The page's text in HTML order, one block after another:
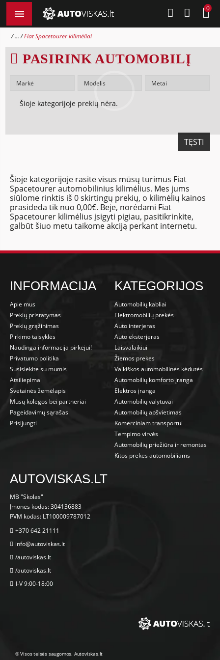
0
... Fiat Spacetourer kilimėliai
PASIRINK AUTOMOBILĮ
Šioje kategorijoje prekių nėra.
TĘSTI
Šioje kategorijoje rasite visus mūsų turimus Fiat
Spacetourer automobilinius kilimėlius. Mes jums
siūlome rinktis iš 0 skirtingų prekių, o kilimėlių kainos
prasideda tik nuo 0,00€. Beje, norėdami Fiat
Spacetourer kilimėlius įsigyti pigiau, pasitikrinkite,
galbūt šiuo metu taikome akciją perkant internetu.
INFORMACIJA
Apie mus
Prekių pristatymas
Prekių grąžinimas
Pirkimo taisyklės
Naudinga informacija pirkėjui!
Privatumo politika
Susisiekite su mumis
Atsiliepimai
Svetainės žemėlapis
Mūsų kolegos bei partneriai
Pageidavimų sąrašas
Prisijungti
KATEGORIJOS
Automobilių kabliai
Elektromobilių prekės
Auto interjeras
Auto eksterjeras
Laisvalaikiui
Žiemos prekės
Vaikiškos automobilinės kėdutės
Automobilių komforto įranga
Elektros įranga
Automobilių valytuvai
Automobilių apšvietimas
Komerciniam transportui
Tempimo virvės
Automobilių priežiūra ir remontas
Kitos prekės automobiliams
AUTOVISKAS.LT
MB "Skolas"
Įmonės kodas: 304136883
PVM kodas: LT100009787012
+370 642 21111
info@autoviskas.lt
/autoviskas.lt
/autoviskas.lt
I-V 9:00-18:00
© Visos teisės saugomos. Autoviskas.lt